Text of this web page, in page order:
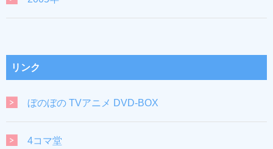
リンク
ぼのぼの TVアニメ DVD-BOX
4コマ堂